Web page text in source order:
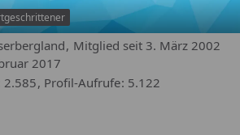
Mitglied seit 3. März 2002
2017
2.585 Profil-Aufrufe 5.122